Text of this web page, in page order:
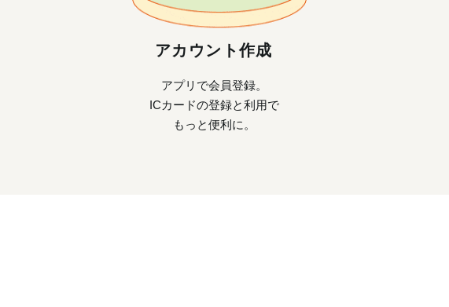
アカウント作成
アプリで会員登録。
ICカードの登録と利用で
もっと便利に。